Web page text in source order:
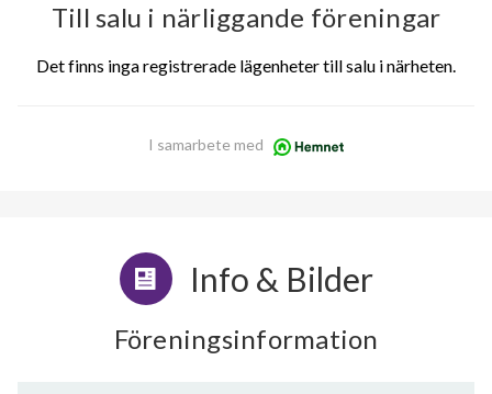
Till salu i närliggande föreningar
Det finns inga registrerade lägenheter till salu i närheten.
I samarbete med
Info & Bilder
Föreningsinformation